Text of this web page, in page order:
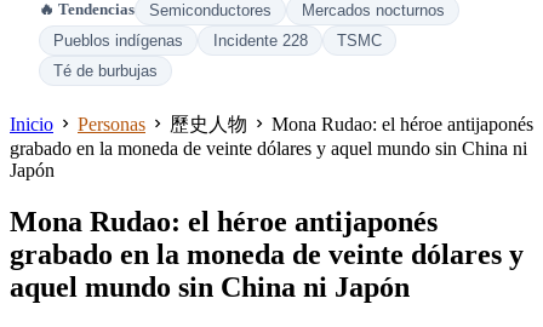
🔥 Tendencias Semiconductores
Mercados nocturnos
Pueblos indígenas
Incidente 228
TSMC
Té de burbujas
Inicio Personas 歷史人物
Mona Rudao: el héroe antijaponés
grabado en la moneda de veinte dólares y aquel mundo sin China ni
Japón
Mona Rudao: el héroe antijaponés
grabado en la moneda de veinte dólares y
aquel mundo sin China ni Japón